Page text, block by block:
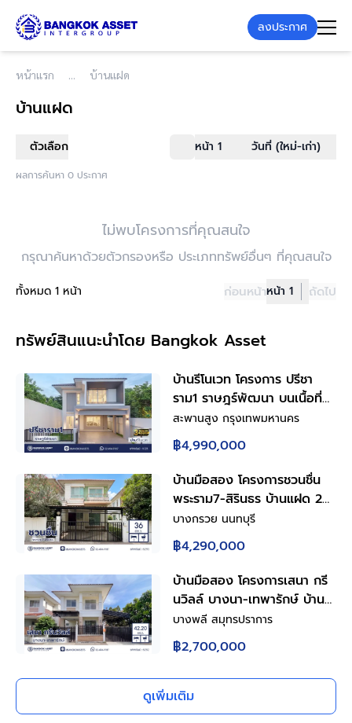
ลงประกาศ
หน้าแรก บ้านแฝด
บ้านแฝด
ตัวเลือก หน้า 1 วันที่ (ใหม่-เก่า)
ผลการค้นหา 0 ประกาศ
ไม่พบโครงการที่คุณสนใจ
กรุณาค้นหาด้วยตัวกรองหรือ ประเภททรัพย์อื่นๆ ที่คุณสนใจ
ทั้งหมด 1 หน้า ก่อนหน้าหน้า 1 ถัดไป
ทรัพย์สินแนะนำโดย Bangkok Asset
บ้านรีโนเวท โครงการ ปรีชา
ราม1 ราษฎร์พัฒนา บนเนื้อที่
43.5 ตร.ว. พื้นที่ใช้สอย
150.86 ตร.ม. ฟังก์ชันการใช้
งาน 4 ห้องนอน 3 ห้องน้ำ
จอดรถได้ 2 คัน เชื่อมต่อถนน
รามคำแหง ใกล้สนามบิน
สุวรรณภูมิ, ทางด่วนกาญจนา
สะพานสูง กรุงเทพมหานคร
฿4,990,000
บ้านมือสอง โครงการชวนชื่น
พระราม7-สิรินธร บ้านแฝด 2
ชั้น 3 ห้องนอน 2 ห้องน้ำ จอด
รถ 2 คัน พื้นที่ใช้สอย 150
ตร.ม. ทำเลบางกรวย ใกล้
ทางด่วนศรีรัช เข้าเมืองสะดวก
พร้อมเข้าอยู่
บางกรวย นนทบุรี
฿4,290,000
บ้านมือสอง โครงการเสนา กรี
นวิลล์ บางนา-เทพารักษ์ บ้าน
แฝด 2 ชั้น พร้อมอยู่ ฟังก์ชัน
ครบสำหรับครอบครัว 3 ห้อง
นอน 3 ห้องน้ำ จอดรถ 2 คัน
ครัวพร้อมเคาน์เตอร์ เหล็กดัด
มุ้งลวดครบ ทำเลดีใกล้ถนน
เทพารักษ์ ทางด่วนบูรพาวิถี
บางพลี สมุทรปราการ
฿2,700,000
ดูเพิ่มเติม